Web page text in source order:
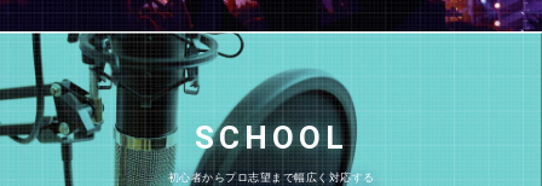
SCHOOL
初心者からプロ志望まで幅広く対応する